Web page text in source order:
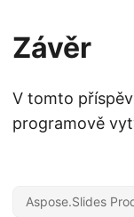
Závěr
V tomto
programově
Aspose.Slides